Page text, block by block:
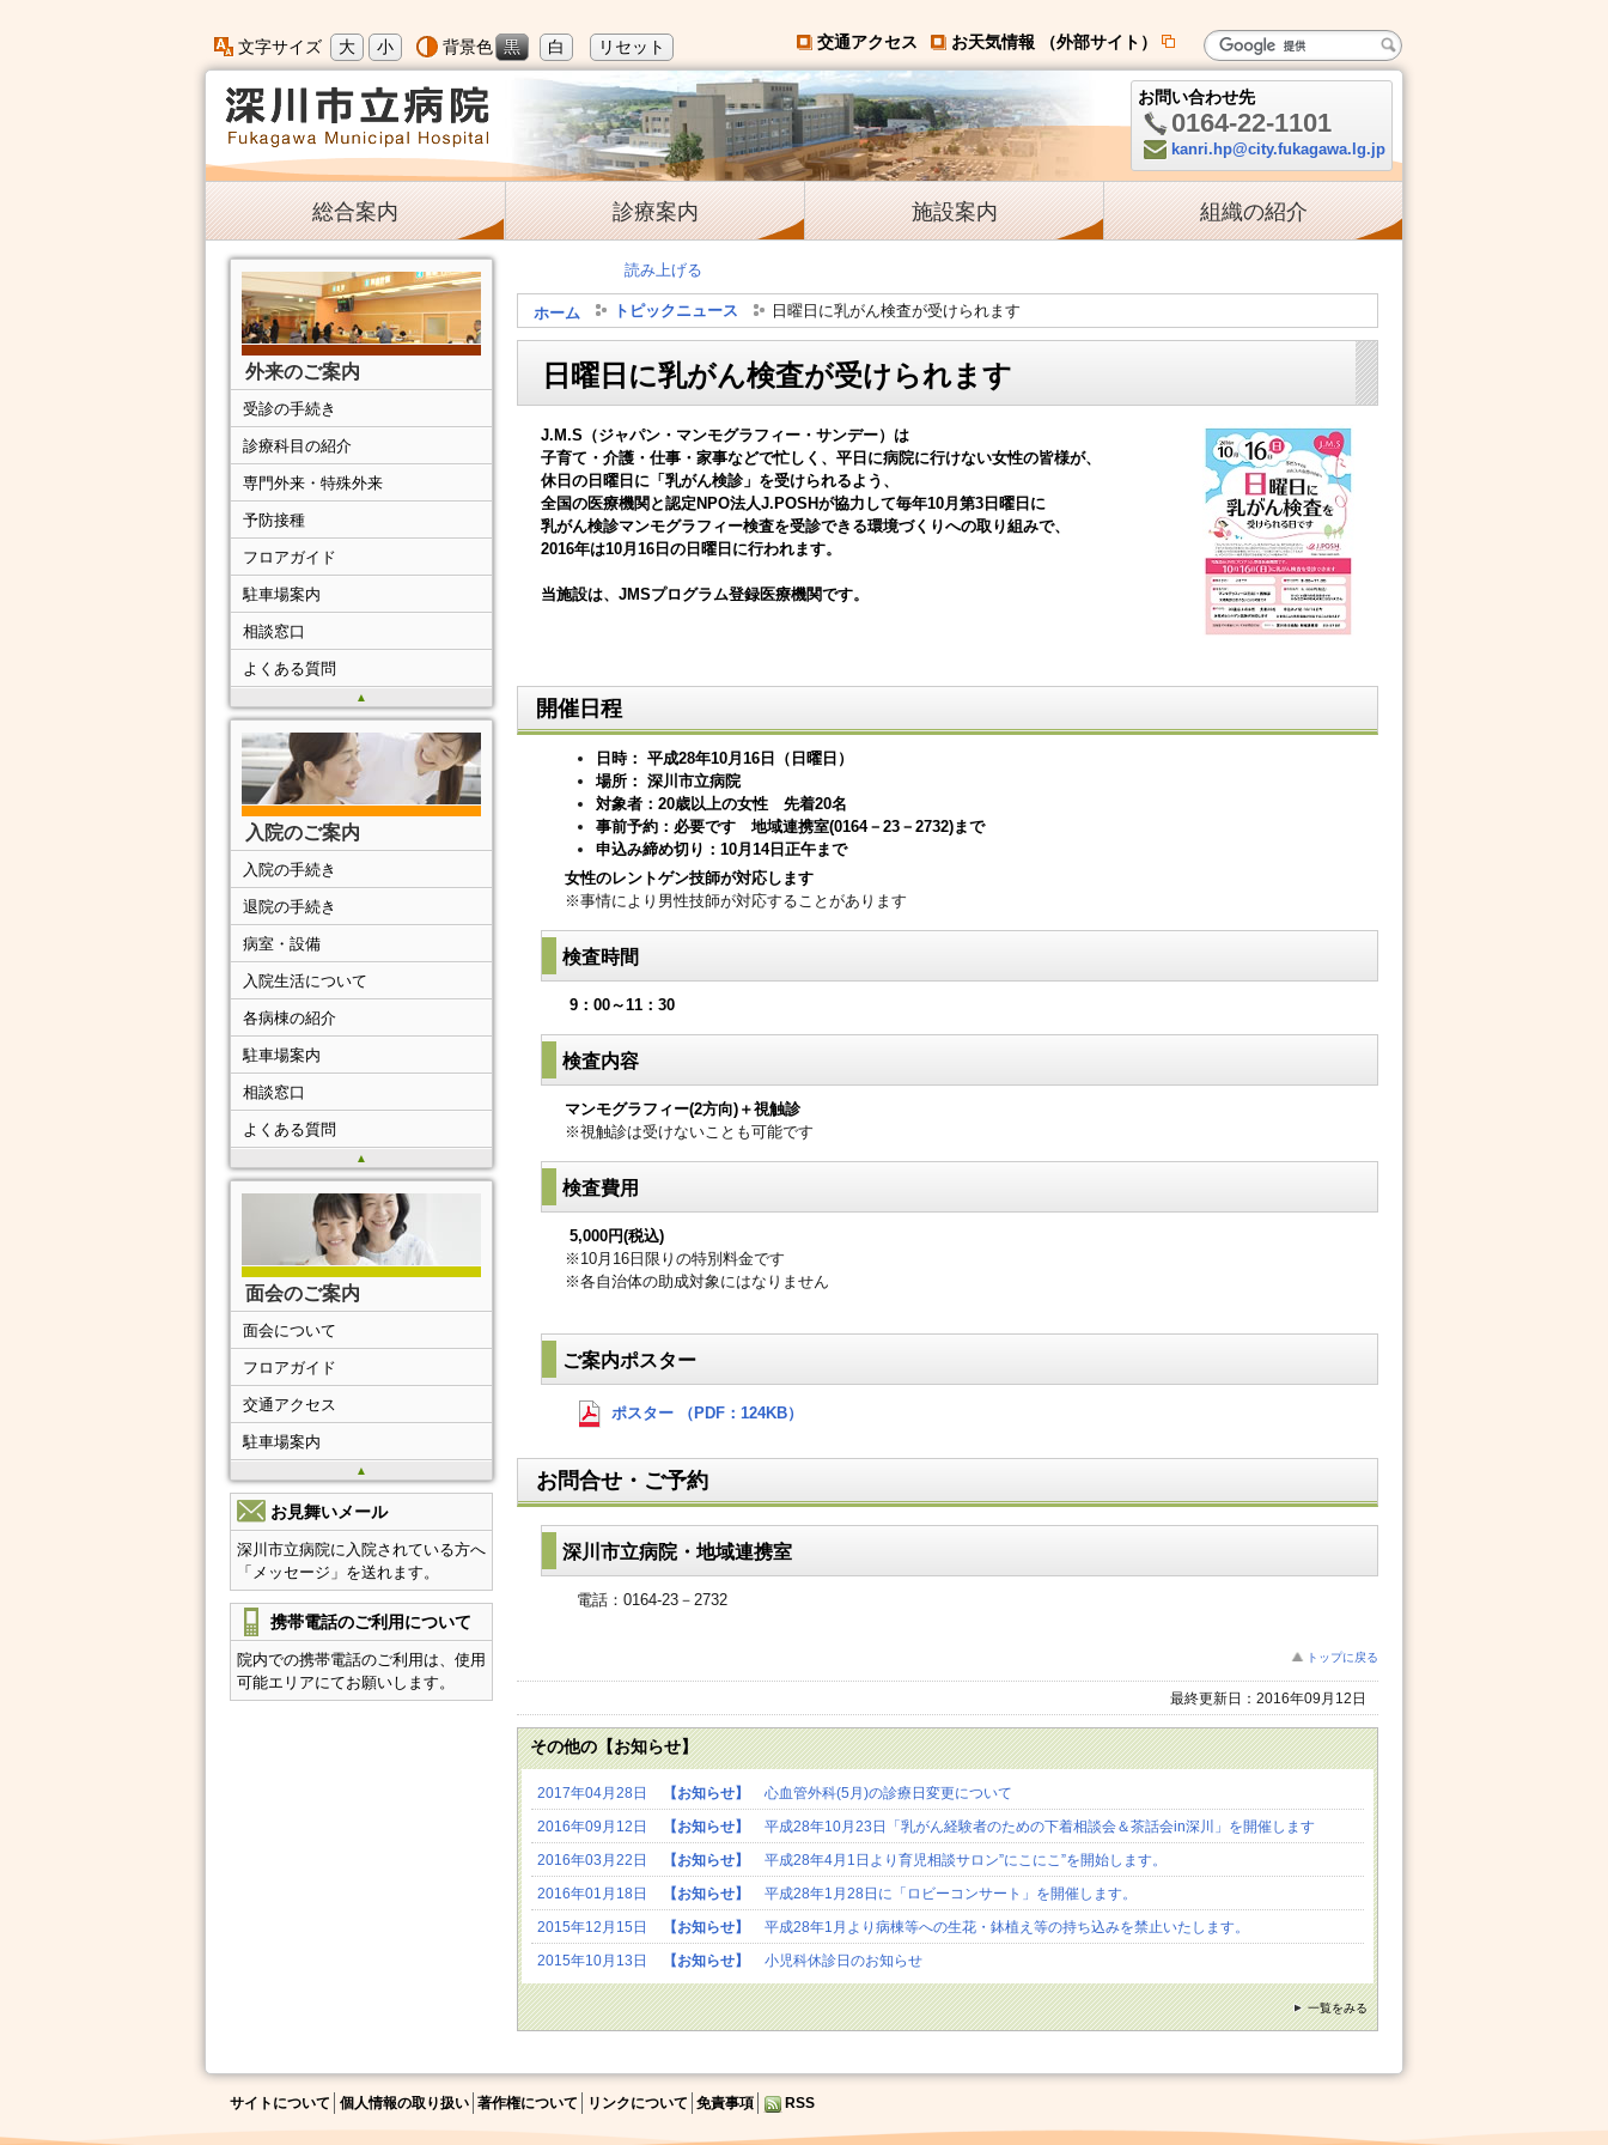
文字サイズ 大 小 背景色 黒 白 リセット 交通アクセス
お天気情報 （外部サイト）
新
規
ペ
ー
ジ
開
き
す
お問い合わせ先
電
話:
0164-22-1101
Mail:
kanri.hp@city.fukagawa.lg.jp
総合案内 診療案内 施設案内 組織の紹介
読み上げる
ホーム トピックニュース 日曜日に乳がん検査が受けられます
日曜日に乳がん検査が受けられます
J.M.S（ジャパン・マンモグラフィー・サンデー）は
子育て・介護・仕事・家事などで忙しく、平日に病院に行けない女性の皆様が、
休日の日曜日に「乳がん検診」を受けられるよう、
全国の医療機関と認定NPO法人J.POSHが協力して毎年10月第3日曜日に
乳がん検診マンモグラフィー検査を受診できる環境づくりへの取り組みで、
2016年は10月16日の日曜日に行われます。
当施設は、JMSプログラム登録医療機関です。
開催日程
日時： 平成28年10月16日（日曜日）
場所： 深川市立病院
対象者：20歳以上の女性 先着20名
事前予約：必要です 地域連携室(0164－23－2732)まで
申込み締め切り：10月14日正午まで
女性のレントゲン技師が対応します
※事情により男性技師が対応することがあります
検査時間
9：00～11：30
検査内容
マンモグラフィー(2方向)＋視触診
※視触診は受けないことも可能です
検査費用
5,000円(税込)
※10月16日限りの特別料金です
※各自治体の助成対象にはなりません
ご案内ポスター
ポスター （PDF：124KB）
お問合せ・ご予約
深川市立病院・地域連携室
電話：0164-23－2732
トップに戻る
最終更新日：2016年09月12日
その他の【お知らせ】
2017年04月28日 【お知らせ】 心血管外科(5月)の診療日変更について
2016年09月12日 【お知らせ】 平成28年10月23日「乳がん経験者のための下着相談会＆茶話会in深川」を開催します
2016年03月22日 【お知らせ】 平成28年4月1日より育児相談サロン”にこにこ”を開始します。
2016年01月18日 【お知らせ】 平成28年1月28日に「ロビーコンサート」を開催します。
2015年12月15日 【お知らせ】 平成28年1月より病棟等への生花・鉢植え等の持ち込みを禁止いたします。
2015年10月13日 【お知らせ】 小児科休診日のお知らせ
一覧をみる
外来のご案内
▲
受診の手続き
診療科目の紹介
専門外来・特殊外来
予防接種
フロアガイド
駐車場案内
相談窓口
よくある質問
入院のご案内
▲
入院の手続き
退院の手続き
病室・設備
入院生活について
各病棟の紹介
駐車場案内
相談窓口
よくある質問
面会のご案内
▲
面会について
フロアガイド
交通アクセス
駐車場案内
お見舞いメール
深川市立病院に入院されている方へ
「メッセージ」を送れます。
携帯電話のご利用について
院内での携帯電話のご利用は、使用
可能エリアにてお願いします。
サイトについて 個人情報の取り扱い 著作権について リンクについて 免責事項 RSS